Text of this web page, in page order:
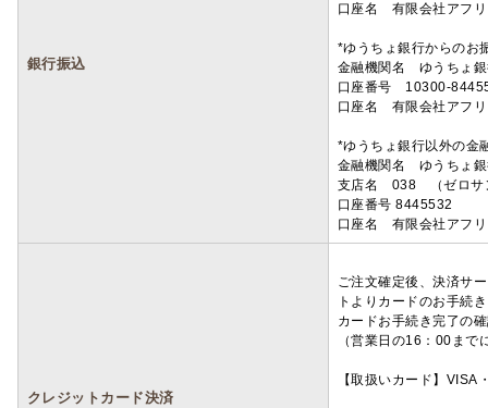
銀行振込
口座名 有限会社アフ
*ゆうちょ銀行からのお
金融機関名 ゆうちょ
口座番号 10300-
口座名 有限会社アフ
*ゆうちょ銀行以外の金
金融機関名 ゆうちょ
支店名 038 （ゼロサ
口座番号 8445532
口座名 有限会社アフ
クレジットカード決済
ご注文確定後、決済サ
トよりカードのお手続
カードお手続き完了の
（営業日の16：00ま
【取扱いカード】